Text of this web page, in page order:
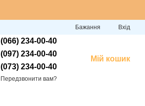
Бажання Вхід
(066) 234-00-40
(097) 234-00-40
(073) 234-00-40
Передзвонити вам?
Мій кошик